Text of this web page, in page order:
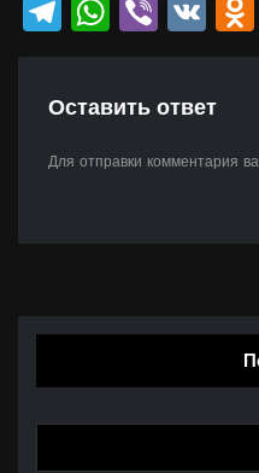
Telegram
Viber
VK
Оставить ответ
Для отправки комментария